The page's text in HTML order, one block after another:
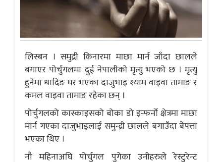
लिस्बन । समुद्री किनारमा माछा मार्न जाँदा छालले
बगाएर पोर्चुगलमा दुई नेपालीको मृत्यु भएको छ । मृत्यु
हुनेमा धादिङ घर भएका दाजुभाइ श्याम वाइवा तामाङ र
कमल वाइवा तामाङ रहेका छन् ।
पोर्चुगलको कास्काइसको बोका डो इन्फर्नो क्षेत्रमा माछा
मार्न गएका दाजुभाइलाई समुन्द्री छालले बगाउँदा बेपत्ता
भएका थिए ।
नौ महिनाअघि पोर्चुगल पुगेका उनीहरुले रेस्टुरेन्ट